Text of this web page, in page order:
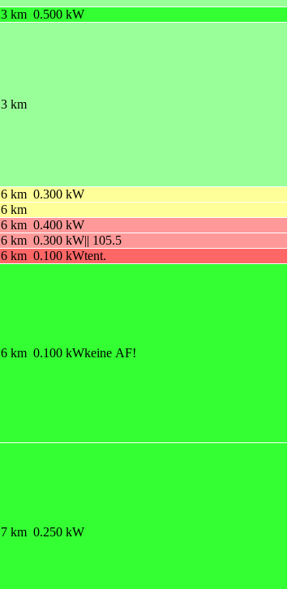
3 km 0.500 kW
3 km
6 km 0.300 kW
6 km
6 km 0.400 kW
6 km 0.300 kW|| 105.5
6 km 0.100 kWtent.
6 km 0.100 kWkeine AF!
7 km 0.250 kW